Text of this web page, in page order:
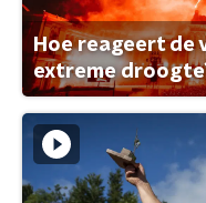
Hoe reageert de
extreme